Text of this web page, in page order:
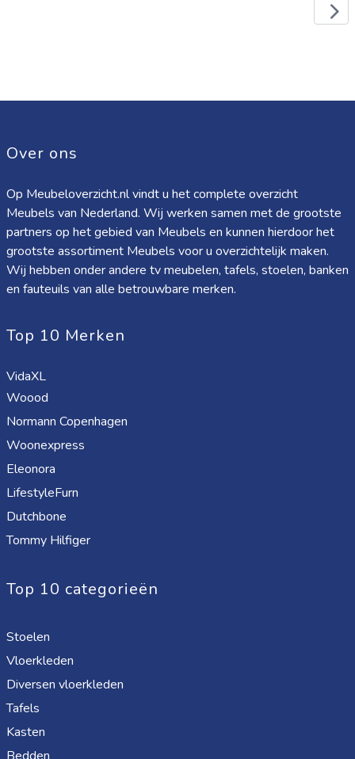
Over ons
Op Meubeloverzicht.nl vindt u het complete overzicht
Meubels van Nederland. Wij werken samen met de grootste
partners op het gebied van Meubels en kunnen hierdoor het
grootste assortiment Meubels voor u overzichtelijk maken.
Wij hebben onder andere tv meubelen, tafels, stoelen, banken
en fauteuils van alle betrouwbare merken.
Top 10 Merken
VidaXL
Woood
Normann Copenhagen
Woonexpress
Eleonora
LifestyleFurn
Dutchbone
Tommy Hilfiger
Top 10 categorieën
Stoelen
Vloerkleden
Diversen vloerkleden
Tafels
Kasten